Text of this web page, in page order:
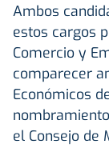
Ambos
estos cargos
Comercio y
comparecer
Económicos
el Consejo de